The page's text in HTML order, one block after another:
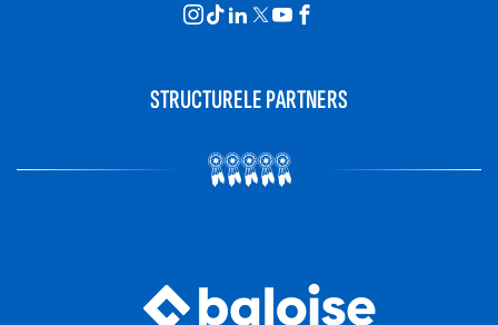
STRUCTURELE PARTNERS